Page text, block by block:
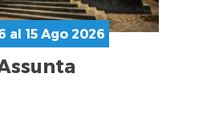
al 15 Ago 2026